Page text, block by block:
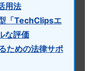
用法
「TechClipsエ
な評価
ための法律サポ